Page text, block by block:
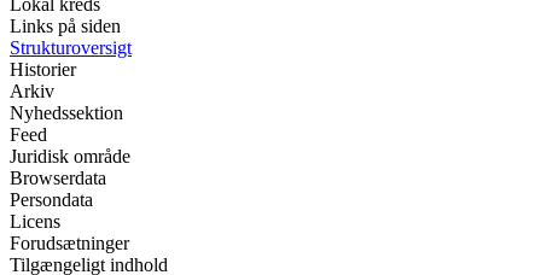
Links på siden
Strukturoversigt
Historier
Arkiv
Nyhedssektion
Feed
Juridisk område
Browserdata
Persondata
Licens
Forudsætninger
Tilgængeligt indhold